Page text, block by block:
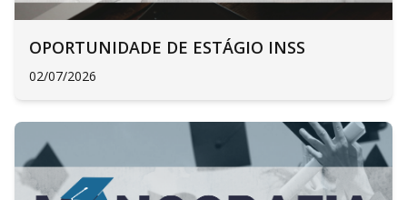
OPORTUNIDADE DE ESTÁGIO INSS
02/07/2026